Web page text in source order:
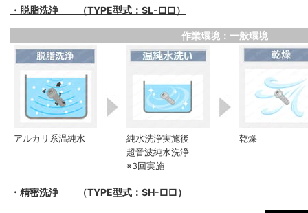
・脱脂洗浄 （TYPE型式：SL-□□）
作業環境：一般環境
アルカリ系温純水
純水洗浄実施後
超音波純水洗浄
※3回実施
乾燥
・精密洗浄 （TYPE型式：SH-□□）